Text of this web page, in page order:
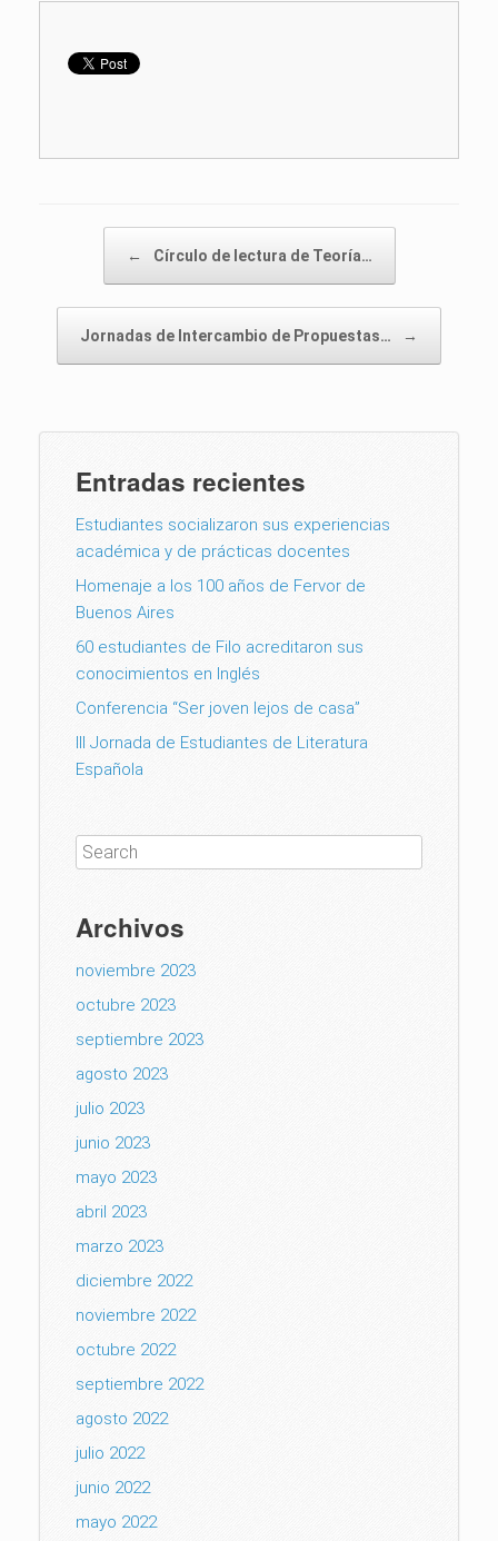
← Círculo de lectura de Teoría…
Jornadas de Intercambio de Propuestas… →
Entradas recientes
Estudiantes socializaron sus experiencias
académica y de prácticas docentes
Homenaje a los 100 años de Fervor de
Buenos Aires
60 estudiantes de Filo acreditaron sus
conocimientos en Inglés
Conferencia “Ser joven lejos de casa”
III Jornada de Estudiantes de Literatura
Española
Archivos
noviembre 2023
octubre 2023
septiembre 2023
agosto 2023
julio 2023
junio 2023
mayo 2023
abril 2023
marzo 2023
diciembre 2022
noviembre 2022
octubre 2022
septiembre 2022
agosto 2022
julio 2022
junio 2022
mayo 2022